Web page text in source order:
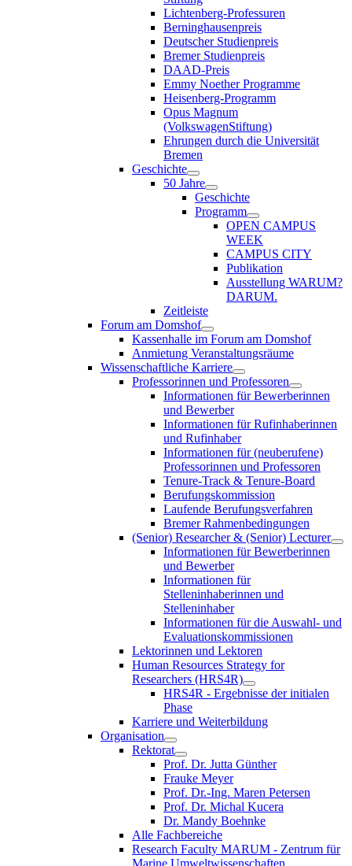
Lichtenberg-Professuren
Berninghausenpreis
Deutscher Studienpreis
Bremer Studienpreis
DAAD-Preis
Emmy Noether Programme
Heisenberg-Programm
Opus Magnum
(VolkswagenStiftung)
Ehrungen durch die Universität
Bremen
Geschichte
50 Jahre
Geschichte
Programm
OPEN CAMPUS
WEEK
CAMPUS CITY
Publikation
Ausstellung WARUM?
DARUM.
Zeitleiste
Forum am Domshof
Kassenhalle im Forum am Domshof
Anmietung Veranstaltungsräume
Wissenschaftliche Karriere
Professorinnen und Professoren
Informationen für Bewerberinnen
und Bewerber
Informationen für Rufinhaberinnen
und Rufinhaber
Informationen für (neuberufene)
Professorinnen und Professoren
Tenure-Track & Tenure-Board
Berufungskommission
Laufende Berufungsverfahren
Bremer Rahmenbedingungen
(Senior) Researcher & (Senior) Lecturer
Informationen für Bewerberinnen
und Bewerber
Informationen für
Stelleninhaberinnen und
Stelleninhaber
Informationen für die Auswahl- und
Evaluationskommissionen
Lektorinnen und Lektoren
Human Resources Strategy for
Researchers (HRS4R)
HRS4R - Ergebnisse der initialen
Phase
Karriere und Weiterbildung
Organisation
Rektorat
Prof. Dr. Jutta Günther
Frauke Meyer
Prof. Dr.-Ing. Maren Petersen
Prof. Dr. Michal Kucera
Dr. Mandy Boehnke
Alle Fachbereiche
Research Faculty MARUM - Zentrum für
Marine Umweltwissenschaften